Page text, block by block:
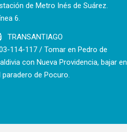
de Metro Inés de Suárez.
6.
TRANSANTIAGO
114-117 / Tomar en Pedro de
con Nueva Providencia, bajar en
paradero de Pocuro.